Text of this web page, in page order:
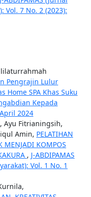
Vol. 7 No. 2 (2023):
Pengrajin Lulur
Home SPA Khas Suku
Kepada
2024
Ayu Fitrianingsih,
Amin, PELATIHAN
MENJADI KOMPOS
, J-ABDIPAMAS
Vol. 1 No. 1